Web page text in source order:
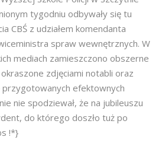
tygodniu odbywały się tu
CBŚ z udziałem komendanta
spraw wewnętrznych. W
mediach zamieszczono obszerne
zdjęciami notabli oraz
przygotowanych efektownych
nie spodziewał, że na jubileuszu
do którego doszło tuż po
!*}